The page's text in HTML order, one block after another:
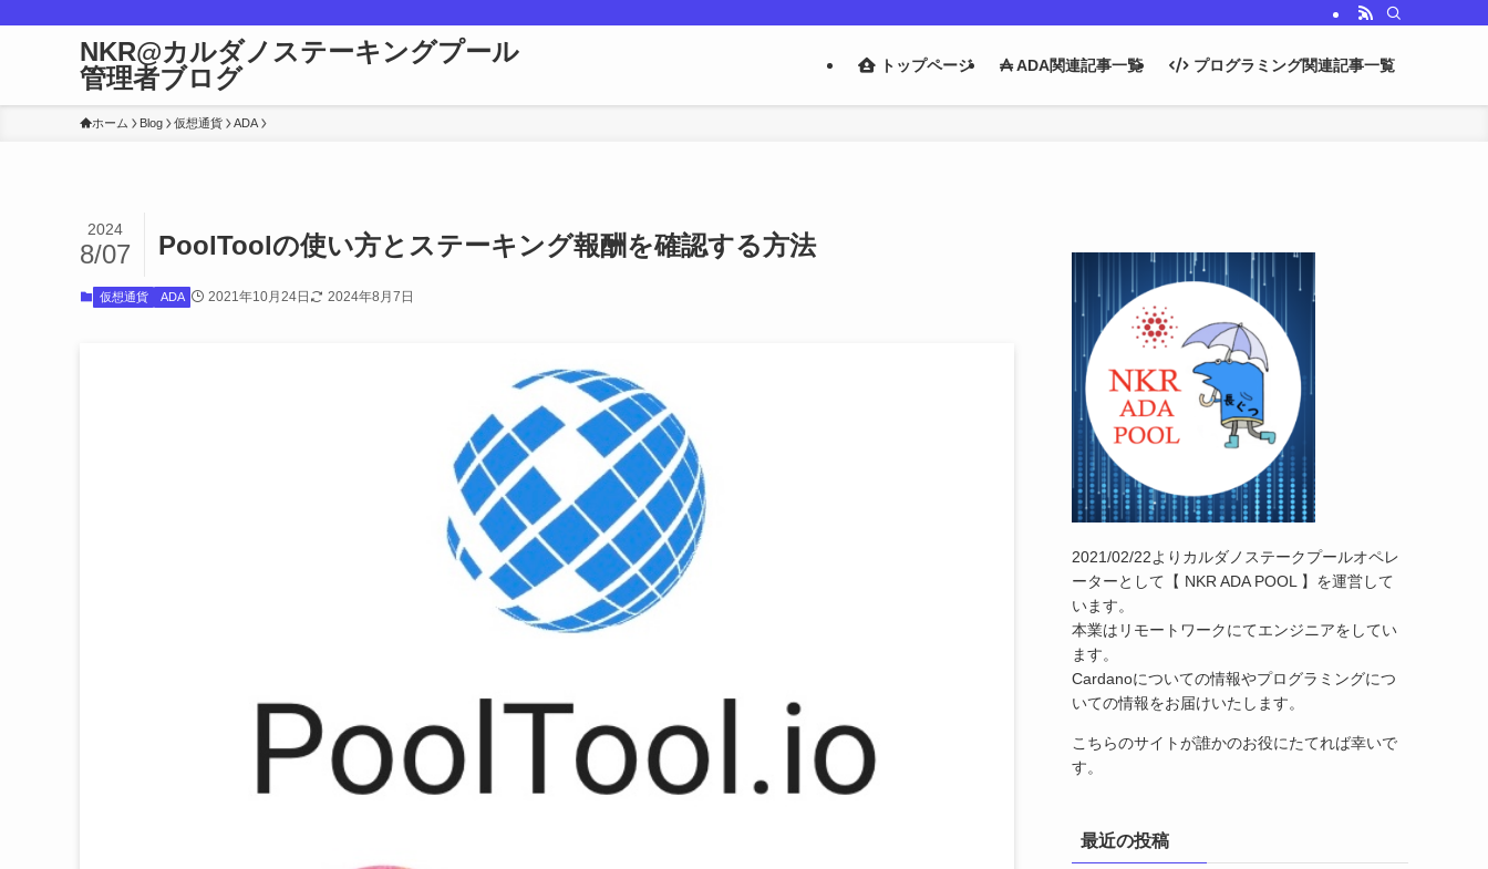
NKR@カルダノステーキングプール
管理者ブログ
トップページ ADA関連記事一覧 プログラミング関連記事一覧
ホーム Blog 仮想通貨 ADA
PoolToolの使い方とステーキング報酬を確認する方法
2024
8/07
仮想通貨 ADA 2021年10月24日 2024年8月7日
2021/02/22よりカルダノステークプールオペレ
ーターとして【 NKR ADA POOL 】を運営して
います。
本業はリモートワークにてエンジニアをしてい
ます。
Cardanoについての情報やプログラミングにつ
いての情報をお届けいたします。
こちらのサイトが誰かのお役にたてれば幸いで
す。
最近の投稿